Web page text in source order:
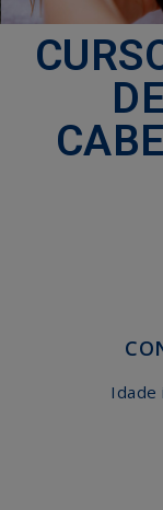
CURSOS
EFAPE
CURSOS
LEARNING
Idade